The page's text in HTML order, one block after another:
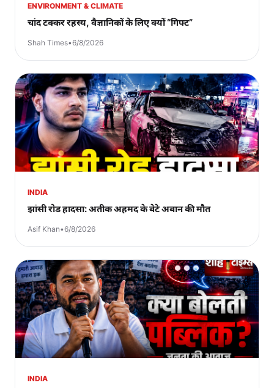
ENVIRONMENT & CLIMATE
चांद टक्कर रहस्य, वैज्ञानिकों के लिए क्यों “गिफ्ट”
Shah Times•6/8/2026
INDIA
झांसी रोड हादसा: अतीक अहमद के बेटे अबान की मौत
Asif Khan•6/8/2026
INDIA